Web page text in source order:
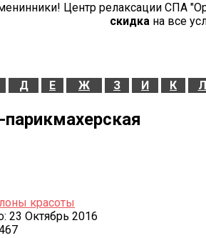
Центр релаксации СПА
скидкана все
Д Е Ж З И К Л
красоты
23 Октябрь 2016